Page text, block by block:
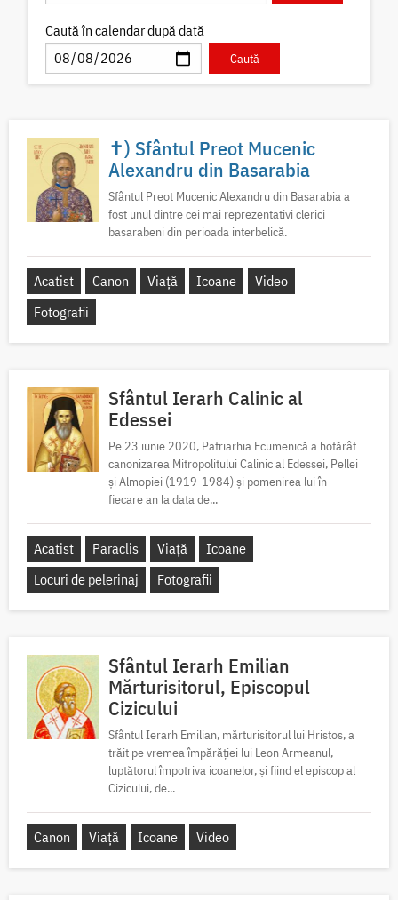
Caută în calendar după dată
✝) Sfântul Preot Mucenic
Alexandru din Basarabia
Sfântul Preot Mucenic Alexandru din Basarabia a
fost unul dintre cei mai reprezentativi clerici
basarabeni din perioada interbelică.
Acatist Canon Viață Icoane
Video
Fotografii
Sfântul Ierarh Calinic al
Edessei
Pe 23 iunie 2020, Patriarhia Ecumenică a hotărât
canonizarea Mitropolitului Calinic al Edessei, Pellei
și Almopiei (1919-1984) și pomenirea lui în
fiecare an la data de...
Acatist Paraclis Viață
Icoane
Locuri de pelerinaj
Fotografii
Sfântul Ierarh Emilian
Mărturisitorul, Episcopul
Cizicului
Sfântul Ierarh Emilian, mărturisitorul lui Hristos, a
trăit pe vremea împărăției lui Leon Armeanul,
luptătorul împotriva icoanelor, și fiind el episcop al
Cizicului, de...
Canon Viață Icoane Video